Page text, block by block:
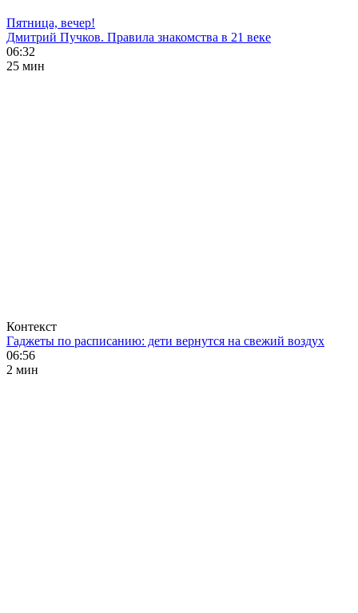
Пятница, вечер!
Дмитрий Пучков. Правила знакомства в 21 веке
06:32
25 мин
Контекст
Гаджеты по расписанию: дети вернутся на свежий воздух
06:56
2 мин